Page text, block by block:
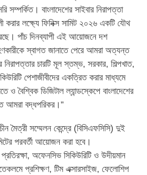
সম্পর্কিত। বাংলাদেশের সাইবার নিরাপত্তা
করার লক্ষ্যে ফিনিক্স সামিট ২০২৬ একটি যৌথ
পাঁচ দিনব্যাপী এই আয়োজনে দশ
স্বাগত জানাতে পেরে আমরা অত্যন্ত
চারটি মূল স্তম্ভ, সরকার, শিল্পখাত,
পেশাজীবীদের একত্রিত করার মাধ্যমে
ও বৈশ্বিক ডিজিটাল ল্যান্ডস্কেপে বাংলাদেশের
আমরা বদ্ধপরিকর।”
মৈত্রী সম্মেলন কেন্দ্রে (বিসিএফসিসি) দুই
পরবর্তী আয়োজন করা হবে।
অফেনসিভ সিকিউরিটি ও উদীয়মান
প্রশিক্ষণ, টিম এক্সারসাইজ, ফেলোশিপ